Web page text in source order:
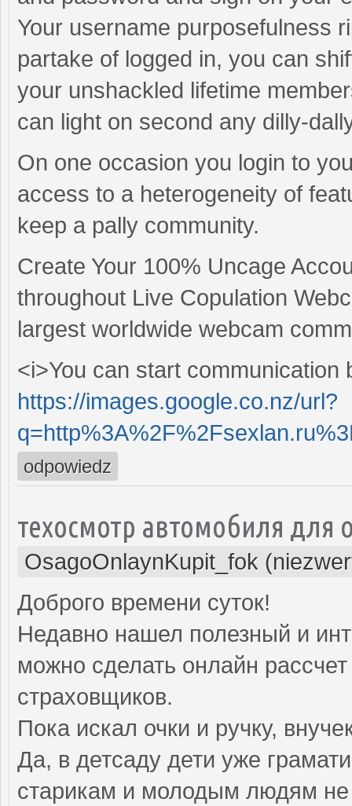
Your username purposefulness
partake of logged in, you can
your unshackled lifetime
can light on second any dilly-
On one occasion you login to
access to a heterogeneity of
keep a pally community.
Create Your 100% Uncage
throughout Live Copulation
largest worldwide webcam
<i>You can start communication
https://images.google.co.nz/url?
odpowiedz
техосмотр автомобиля для
OsagoOnlaynKupit_fok
Доброго времени суток!
Недавно нашел полезный и
можно сделать онлайн
страховщиков.
Пока искал очки и ручку,
Да, в детсаду дети уже
старикам и молодым людям не